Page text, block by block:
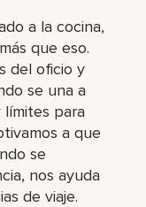
a la cocina,
que eso.
del oficio y
se una a
para
a que
se
nos ayuda
de viaje.